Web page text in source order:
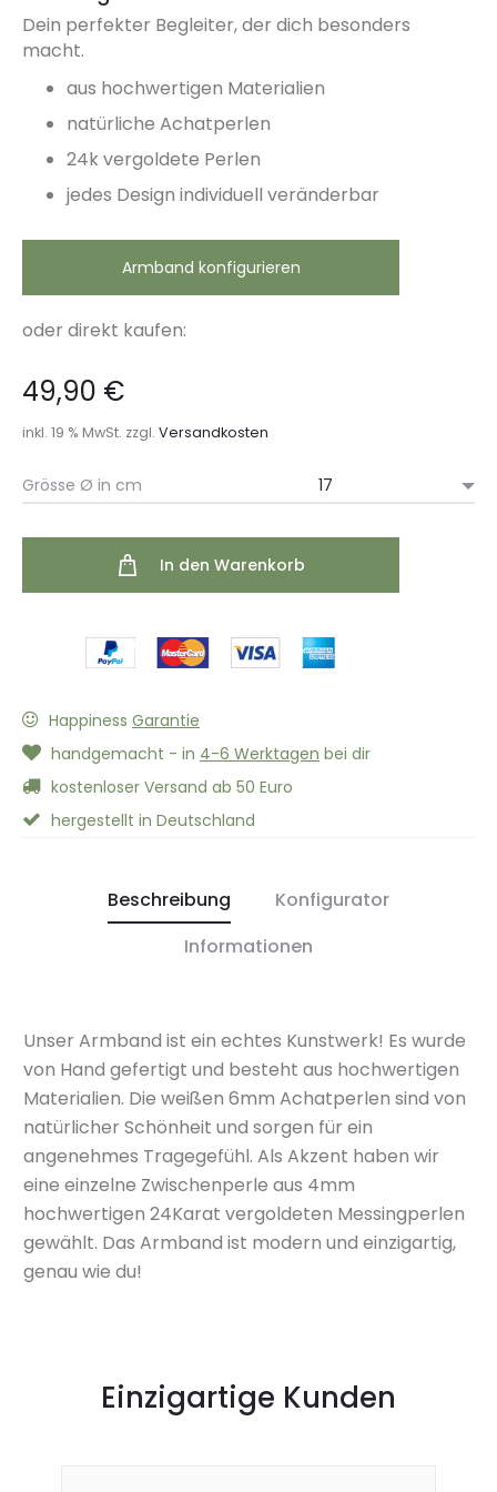
Dein perfekter Begleiter, der dich besonders
macht.
aus hochwertigen Materialien
natürliche Achatperlen
24k vergoldete Perlen
jedes Design individuell veränderbar
Armband konfigurieren
oder direkt kaufen:
49,90 €
inkl. 19 % MwSt. zzgl. Versandkosten
Grösse
In den Warenkorb
Happiness Garantie
handgemacht - in 4-6 Werktagen bei dir
kostenloser Versand ab 50 Euro
hergestellt in Deutschland
Beschreibung
Konfigurator
Informationen
Unser Armband ist ein echtes Kunstwerk! Es wurde
von Hand gefertigt und besteht aus hochwertigen
Materialien. Die weißen 6mm Achatperlen sind von
natürlicher Schönheit und sorgen für ein
angenehmes Tragegefühl. Als Akzent haben wir
eine einzelne Zwischenperle aus 4mm
hochwertigen 24Karat vergoldeten Messingperlen
gewählt. Das Armband ist modern und einzigartig,
genau wie du!
Einzigartige Kunden